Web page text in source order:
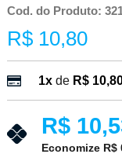
Cod. do Produto:
R$ 10,80
1xde R$
R$
Economize R$